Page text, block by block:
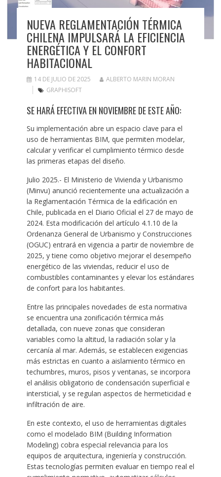
NUEVA REGLAMENTACIÓN TÉRMICA
CHILENA IMPULSARÁ LA EFICIENCIA
ENERGÉTICA Y EL CONFORT
HABITACIONAL
14 DE JULIO DE 2025
ALBERTO MARIN MORAN
GRAPHISOFT
SE HARÁ EFECTIVA EN NOVIEMBRE DE ESTE AÑO:
Su implementación abre un espacio clave para el
uso de herramientas BIM, que permiten modelar,
calcular y verificar el cumplimiento térmico desde
las primeras etapas del diseño.
Julio 2025.- El Ministerio de Vivienda y Urbanismo
(Minvu) anunció recientemente una actualización a
la Reglamentación Térmica de la edificación en
Chile, publicada en el Diario Oficial el 27 de mayo de
2024. Esta modificación del artículo 4.1.10 de la
Ordenanza General de Urbanismo y Construcciones
(OGUC) entrará en vigencia a partir de noviembre de
2025, y tiene como objetivo mejorar el desempeño
energético de las viviendas, reducir el uso de
combustibles contaminantes y elevar los estándares
de confort para los habitantes.
Entre las principales novedades de esta normativa
se encuentra una zonificación térmica más
detallada, con nueve zonas que consideran
variables como la altitud, la radiación solar y la
cercanía al mar. Además, se establecen exigencias
más estrictas en cuanto a aislamiento térmico en
techumbres, muros, pisos y ventanas, se incorpora
el análisis obligatorio de condensación superficial e
intersticial, y se regulan aspectos de hermeticidad e
infiltración de aire.
En este contexto, el uso de herramientas digitales
como el modelado BIM (Building Information
Modeling) cobra especial relevancia para los
equipos de arquitectura, ingeniería y construcción.
Estas tecnologías permiten evaluar en tiempo real el